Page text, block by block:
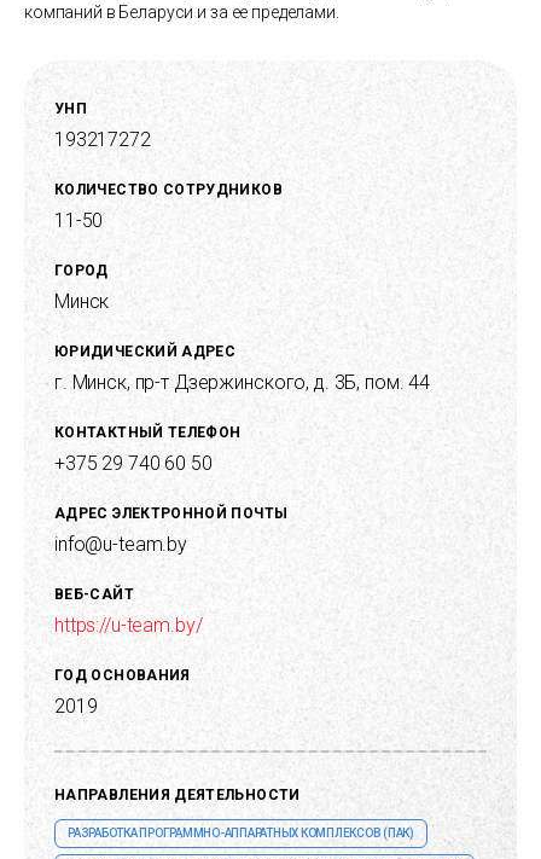
компаний в Беларуси и за ее пределами.
УНП
193217272
КОЛИЧЕСТВО СОТРУДНИКОВ
11-50
ГОРОД
Минск
ЮРИДИЧЕСКИЙ АДРЕС
г. Минск, пр-т Дзержинского, д. 3Б, пом. 44
КОНТАКТНЫЙ ТЕЛЕФОН
+375 29 740 60 50
АДРЕС ЭЛЕКТРОННОЙ ПОЧТЫ
info@u-team.by
ВЕБ-САЙТ
https://u-team.by/
ГОД ОСНОВАНИЯ
2019
НАПРАВЛЕНИЯ ДЕЯТЕЛЬНОСТИ
РАЗРАБОТКА ПРОГРАММНО-АППАРАТНЫХ КОМПЛЕКСОВ (ПАК)